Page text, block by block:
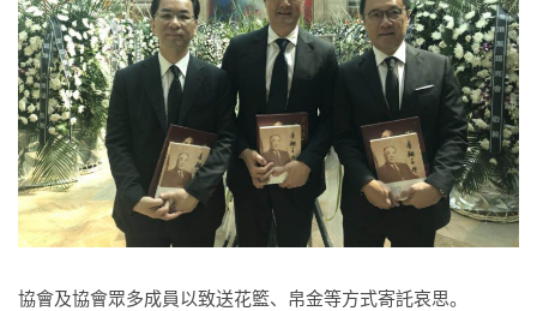
協會及協會眾多成員以致送花籃、帛金等方式寄託哀思。